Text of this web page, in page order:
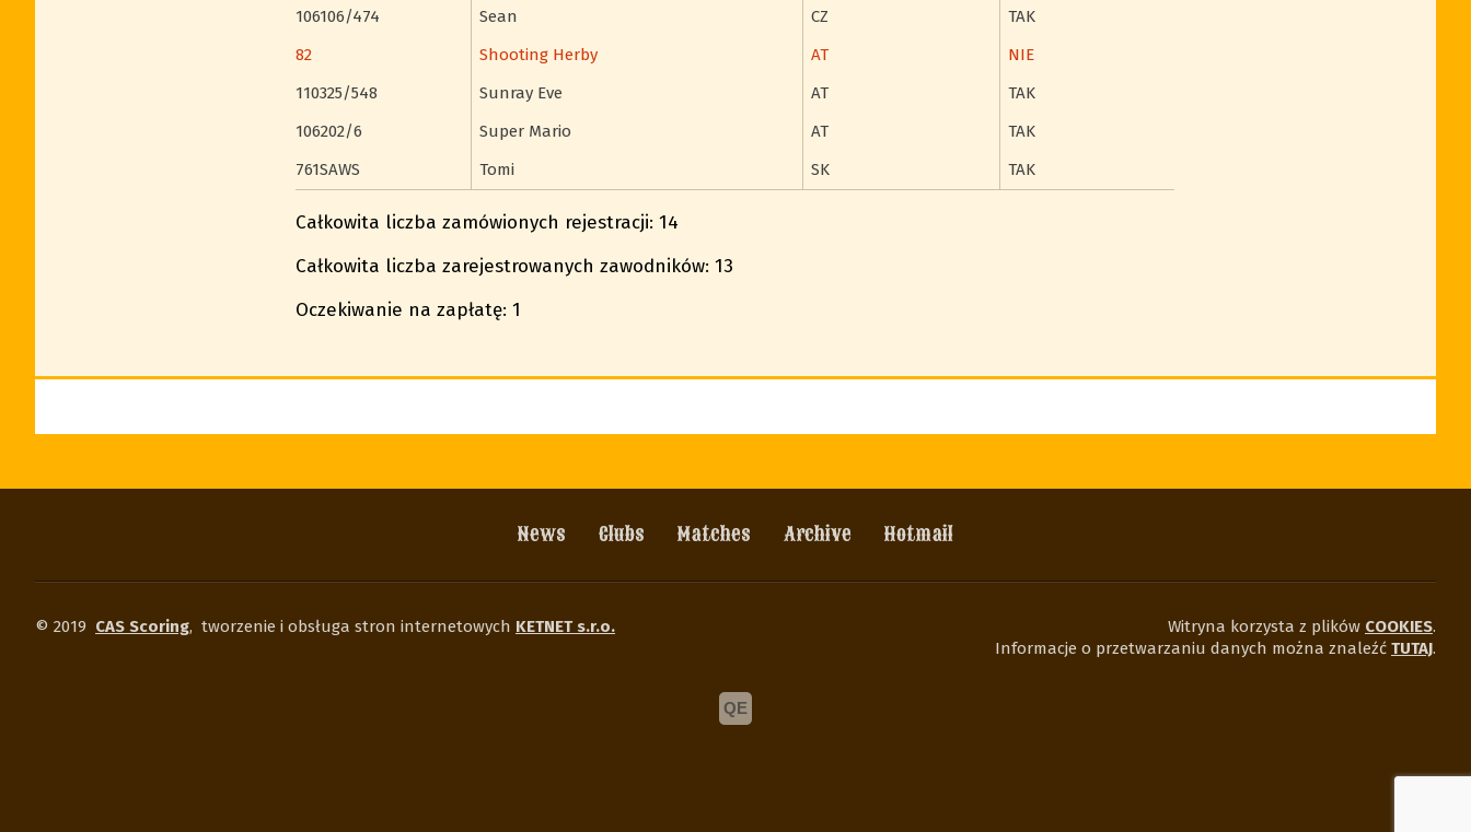
106106/474
Sean CZ
TAK
82
Shooting Herby AT
NIE
110325/548
Sunray Eve AT
TAK
106202/6
Super Mario AT
TAK
761SAWS
Tomi SK TAK
Całkowita liczba zamówionych rejestracji: 14
Całkowita liczba zarejestrowanych zawodników: 13
Oczekiwanie na zapłatę: 1
News Clubs Matches Archive Hotmail
© 2019 CAS Scoring, tworzenie i obsługa stron internetowych KETNET s.r.o. Witryna korzysta z plików COOKIES.
Informacje o przetwarzaniu danych można znaleźć TUTAJ.
QE